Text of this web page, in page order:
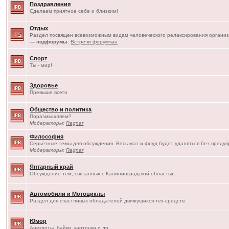
Поздравления
Сделаем приятное себе и близким!
Отдых
Раздел посвящен всевозможным видам человеческого релаксирования
— подфорумы: Встречи форумчан
Спорт
Ты - мир!
Здоровье
Превыше всего
Общество и политика
Поразмышляем?
Модераторы:Ragnar
Философия
Серьёзные темы для обсуждения. Весь мат и флуд будет удаляться без
Модераторы:Ragnar
Янтарный край
Обсуждение тем, связанных с Калининградской областью
Автомобили и Мотоциклы
Раздел для счастливых обладателей движущихся тех-средств
Юмор
Анекдоты, байки, картинки и др.